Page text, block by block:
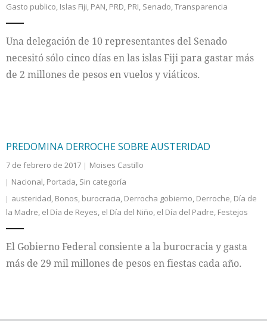
Gasto publico, Islas Fiji, PAN, PRD, PRI, Senado,Transparencia
Una delegación de 10 representantes del Senado
necesitó sólo cinco días en las islas Fiji para gastar más
de 2 millones de pesos en vuelos y viáticos.
PREDOMINA DERROCHE SOBRE AUSTERIDAD
7 de febrero de 2017
Moises Castillo
Nacional, Portada, Sin categoría
austeridad, Bonos, burocracia, Derrocha gobierno, Derroche, Día de
la Madre, el Día de Reyes, el Día del Niño, el Día del Padre, Festejos
El Gobierno Federal consiente a la burocracia y gasta
más de 29 mil millones de pesos en fiestas cada año.